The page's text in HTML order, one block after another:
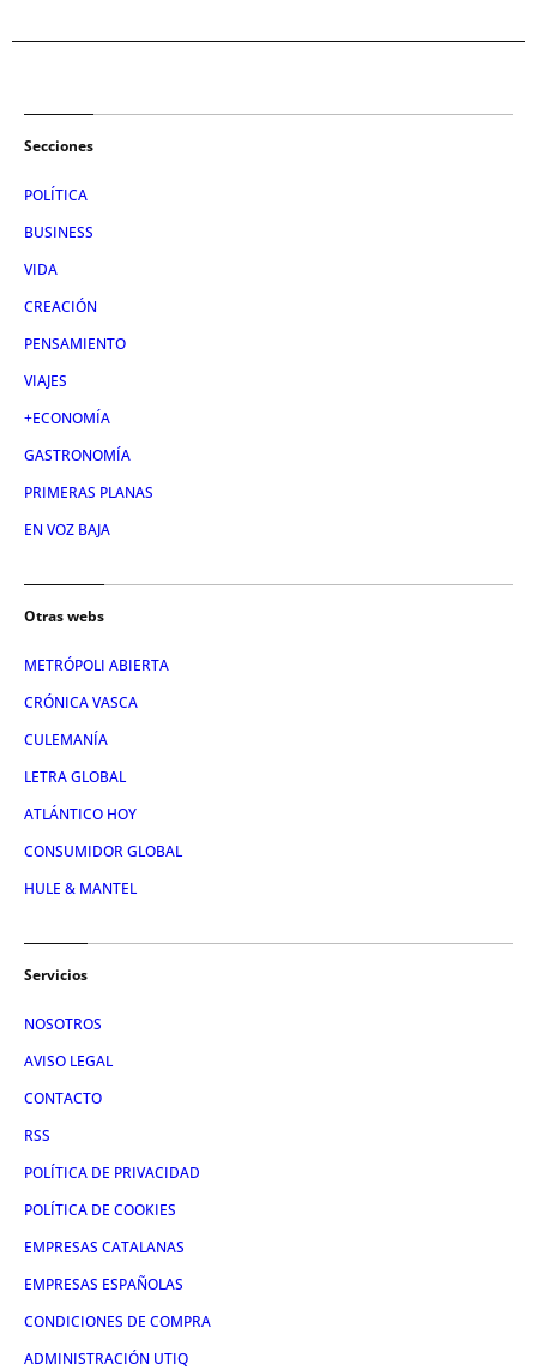
Secciones
POLÍTICA
BUSINESS
VIDA
CREACIÓN
PENSAMIENTO
VIAJES
+ECONOMÍA
GASTRONOMÍA
PRIMERAS PLANAS
EN VOZ BAJA
Otras webs
METRÓPOLI ABIERTA
CRÓNICA VASCA
CULEMANÍA
LETRA GLOBAL
ATLÁNTICO HOY
CONSUMIDOR GLOBAL
HULE & MANTEL
Servicios
NOSOTROS
AVISO LEGAL
CONTACTO
RSS
POLÍTICA DE PRIVACIDAD
POLÍTICA DE COOKIES
EMPRESAS CATALANAS
EMPRESAS ESPAÑOLAS
CONDICIONES DE COMPRA
ADMINISTRACIÓN UTIQ